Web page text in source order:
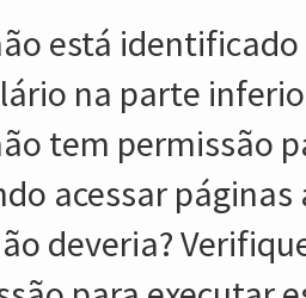
está
na parte
tem permissão
acessar
deveria?